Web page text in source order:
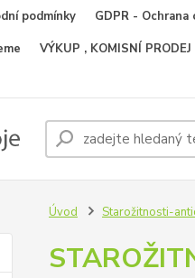
podmínky GDPR - Ochrana
VÝKUP , KOMISNÍ PRODEJ
Úvod Starožitnosti-